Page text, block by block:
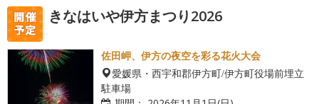
きなはいや伊方まつり2026
佐田岬、伊方の夜空を彩る花火大会
愛媛県・西宇和郡伊方町/伊方町役場前埋立
駐車場